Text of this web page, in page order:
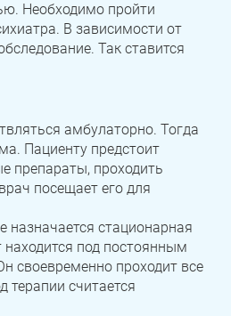
Необходимо пройти
В зависимости от
Так ставится
амбулаторно. Тогда
Пациенту предстоит
препараты, проходить
посещает его для
назначается стационарная
находится под постоянным
своевременно проходит все
терапии считается